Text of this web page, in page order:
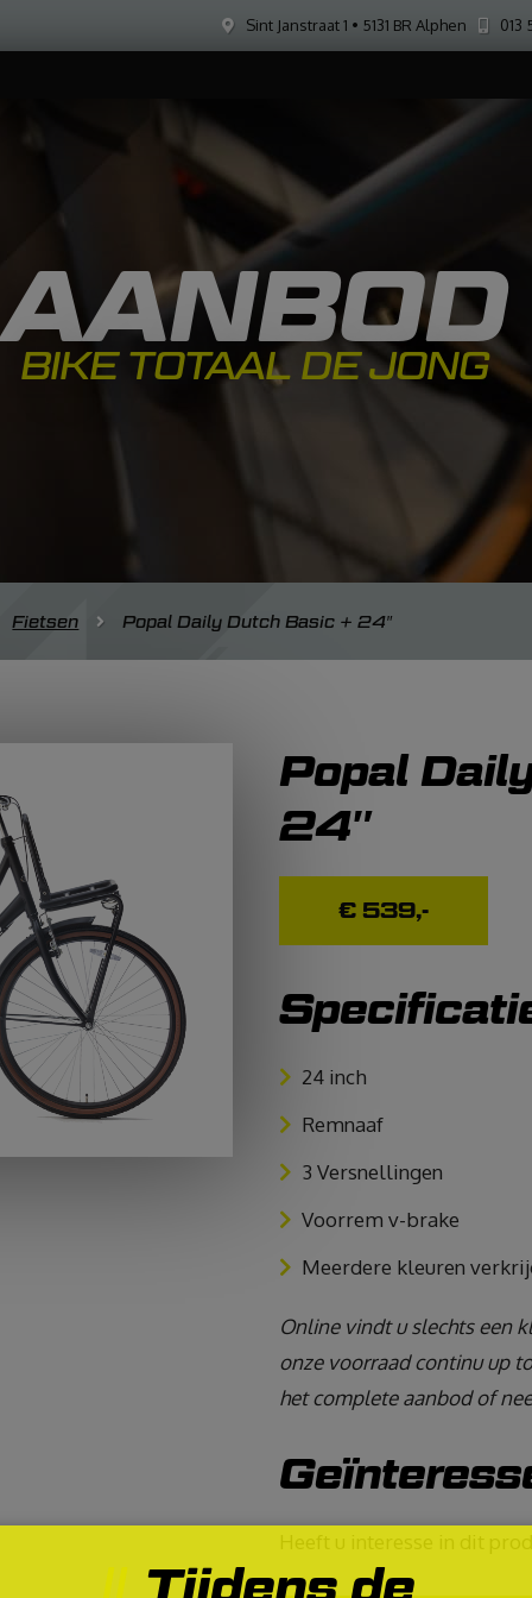
Sint Janstraat 1 • 5131 BR Alphen 013
AANBOD
BIKE TOTAAL DE JONG
Fietsen Popal Daily Dutch Basic + 24″
Popal
24″
€ 539,-
24 inch
Remnaaf
3 Versnellingen
Voorrem v-brake
Meerdere kleuren
Online vindt u slechts een
onze voorraad continu up
het complete aanbod of
Heeft u interesse in dit
Tijdens de